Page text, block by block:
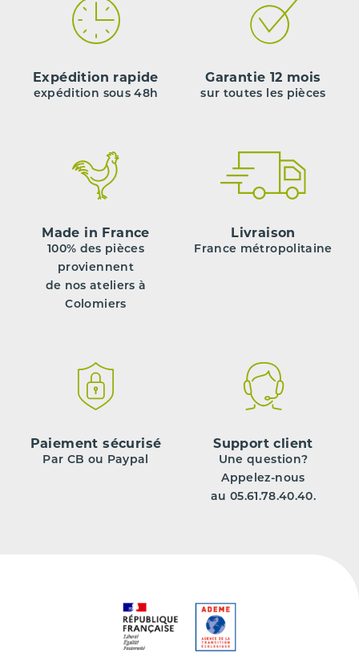
Expédition rapide
expédition sous 48h
Garantie 12 mois
sur toutes les pièces
Made in France
100% des pièces
proviennent
de nos ateliers à
Colomiers
Livraison
France métropolitaine
Paiement sécurisé
Par CB ou Paypal
Support client
Une question?
Appelez-nous
au 05.61.78.40.40.